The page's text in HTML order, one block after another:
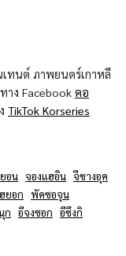
ทนต์ ภาพยนตร์เกาหลี
าง Facebook คอ
TikTok Korseries
อน จองแฮอิน จีชางอุค
ยอก พัคซอจุน
ก อีจงซอก อีซึงกิ